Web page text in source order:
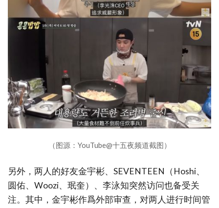
（图源：YouTube@十五夜频道截图）
另外，两人的好友金宇彬、SEVENTEEN（Hoshi、
圆佑、Woozi、珉奎）、李泳知突然访问也备受关
注。其中，金宇彬作爲外部审查，对两人进行时间管